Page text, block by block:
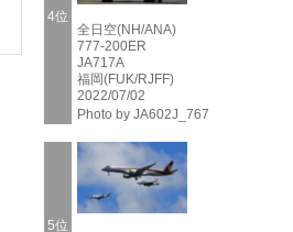
4位
全日空(NH/ANA)
777-200ER
JA717A
福岡(FUK/RJFF)
2022/07/02
Photo by JA602J_767
5位